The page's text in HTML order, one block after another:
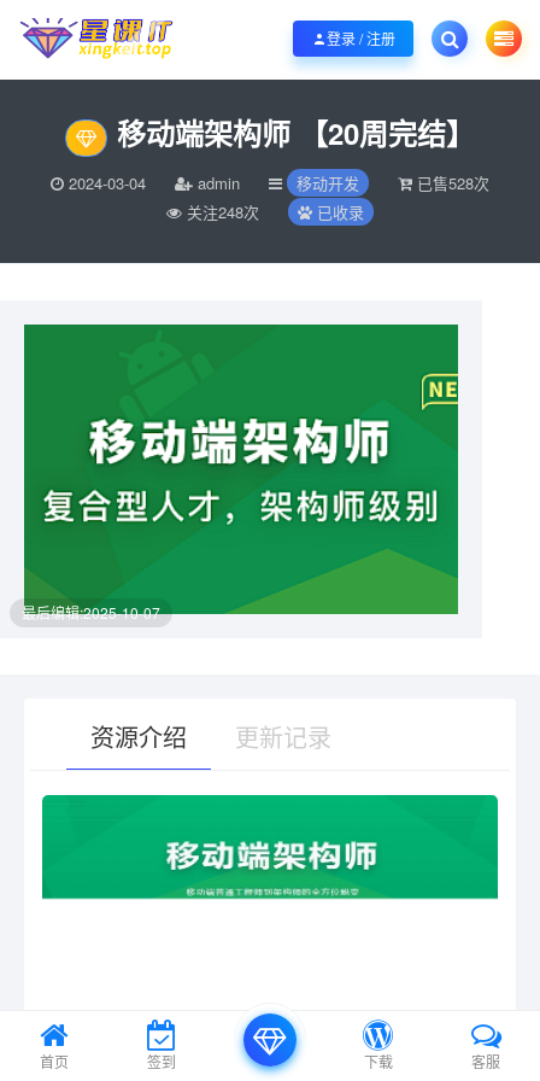
欢迎您光临酷学it，本站秉承服务宗旨 履行“站长”责任，销售只是起点 服务永无
登录 / 注册
移动端架构师 【20周完结】
2024-03-04 admin 移动开发
已售528次
关注248次
已收录
最后编辑:2025-10-07
资源介绍 更新记录
有疑问？请点击复制链接咨询！
首页 签到 下载 客服